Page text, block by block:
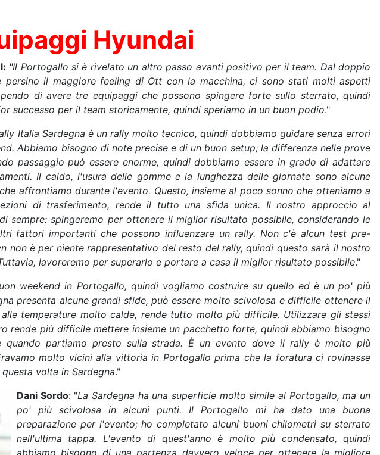
Hyundai
"Il Portogallo si è rivelato un altro passo avanti positivo per il team. Dal doppio
il maggiore feeling di Ott con la macchina, ci sono stati molti aspetti
di avere tre equipaggi che possono spingere forte sullo sterrato, quindi
successo per il team storicamente, quindi speriamo in un buon podio."
Italia Sardegna è un rally molto tecnico, quindi dobbiamo guidare senza errori
Abbiamo bisogno di note precise e di un buon setup; la differenza nelle prove
passaggio può essere enorme, quindi dobbiamo essere in grado di adattare
Il caldo, l'usura delle gomme e la lunghezza delle giornate sono alcune
affrontiamo durante l'evento. Questo, insieme al poco sonno che otteniamo a
di trasferimento, rende il tutto una sfida unica. Il nostro approccio al
sempre: spingeremo per ottenere il miglior risultato possibile, considerando le
fattori importanti che possono influenzare un rally. Non c'è alcun test pre-
non è per niente rappresentativo del resto del rally, quindi questo sarà il nostro
lavoreremo per superarlo e portare a casa il miglior risultato possibile."
weekend in Portogallo, quindi vogliamo costruire su quello ed è un po' più
presenta alcune grandi sfide, può essere molto scivolosa e difficile ottenere il
temperature molto calde, rende tutto molto più difficile. Utilizzare gli stessi
rende più difficile mettere insieme un pacchetto forte, quindi abbiamo bisogno
quando partiamo presto sulla strada. È un evento dove il rally è molto più
molto vicini alla vittoria in Portogallo prima che la foratura ci rovinasse
volta in Sardegna."
Dani Sordo: "La Sardegna ha una superficie molto simile al Portogallo, ma un
po' più scivolosa in alcuni punti. Il Portogallo mi ha dato una buona
preparazione per l'evento; ho completato alcuni buoni chilometri su sterrato
nell'ultima tappa. L'evento di quest'anno è molto più condensato, quindi
abbiamo bisogno di una partenza davvero veloce per ottenere la migliore